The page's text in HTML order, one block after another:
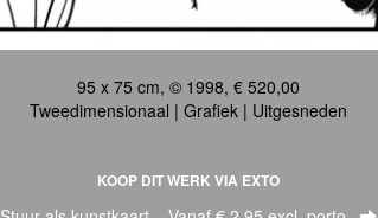
95 x 75 cm, © 1998, € 520,00
Tweedimensionaal | Grafiek | Uitgesneden
KOOP DIT WERK VIA EXTO